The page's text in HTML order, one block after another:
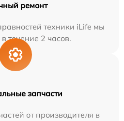
ремонт
техники iLife мы
течение 2 часов.
запчасти
от производителя в